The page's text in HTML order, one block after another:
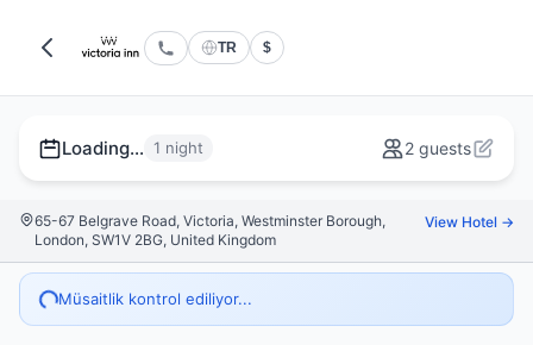
TR $
Loading... 1 night 2 guests
65-67 Belgrave Road, Victoria, Westminster Borough,
London, SW1V 2BG, United Kingdom
View Hotel →
Müsaitlik kontrol ediliyor...